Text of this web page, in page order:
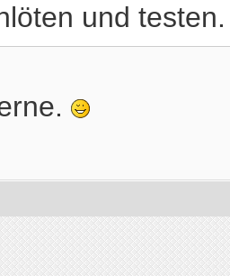
und testen.